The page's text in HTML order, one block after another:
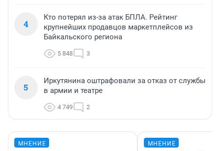
4
Кто потерял из-за атак БПЛА. Рейтинг
крупнейших продавцов маркетплейсов из
Байкальского региона
5 848 3
5
Иркутянина оштрафовали за отказ от службы
в армии и театре
4 749 2
МНЕНИЕ МНЕНИЕ